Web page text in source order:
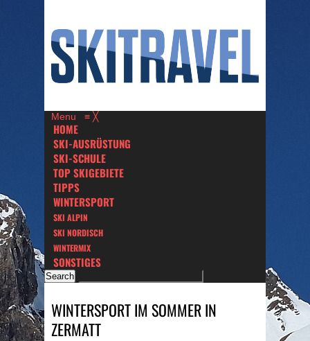
Menu ≡ ╳
HOME
SKI-AUSRÜSTUNG
SKI-SCHULE
TOP SKIGEBIETE
TIPPS
WINTERSPORT
SKI ALPIN
SKI NORDISCH
WINTERMIX
SONSTIGES
WINTERSPORT IM SOMMER IN
ZERMATT